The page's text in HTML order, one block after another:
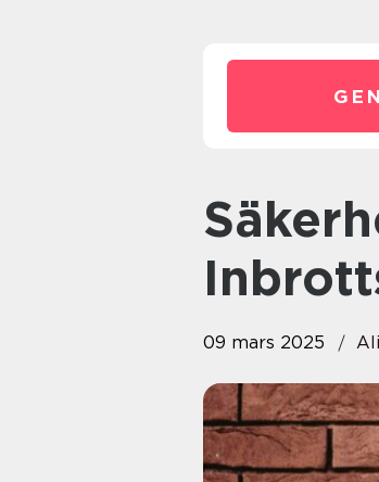
Säkerhet i huvudstaden:
09 mars 2025